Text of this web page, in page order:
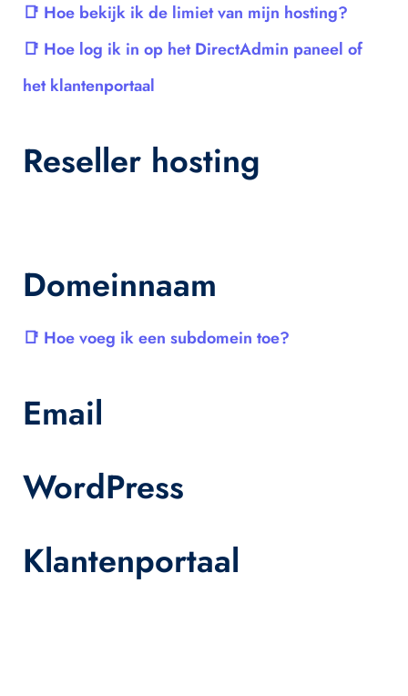
Hoe bekijk ik de limiet van mijn hosting?
Hoe log ik in op het DirectAdmin paneel of
het klantenportaal
Reseller hosting
Domeinnaam
Hoe voeg ik een subdomein toe?
Email
WordPress
Klantenportaal